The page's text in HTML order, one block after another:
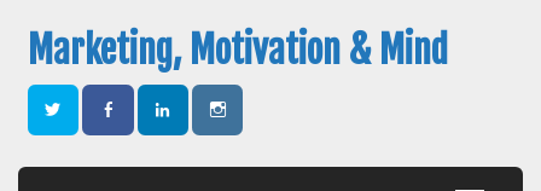
Marketing, Motivation & Mind